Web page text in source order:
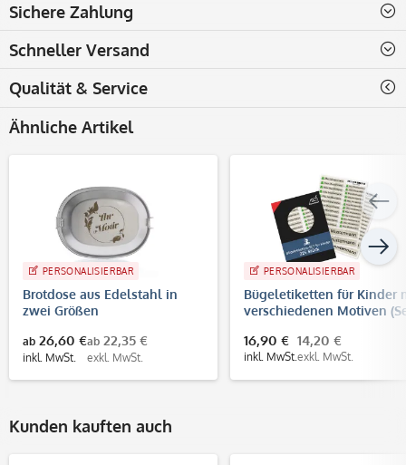
Sichere Zahlung
Schneller Versand
Qualität & Service
Ähnliche Artikel
PERSONALISIERBAR
Brotdose aus Edelstahl in
zwei Größen
ab 26,60 €
inkl. MwSt.
ab 22,35 €
exkl. MwSt.
PERSONALISIERBAR
Bügeletiketten für Kinder
verschiedenen Motiven
16,90 €
inkl. MwSt.
14,20 €
exkl. MwSt.
Kunden kauften auch